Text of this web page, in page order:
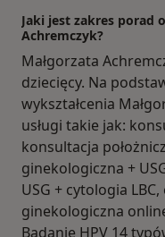
Jaki jest zakres porad
Achremczyk?
Małgorzata
dziecięcy. Na
wykształcenia
usługi takie jak:
konsultacja
ginekologiczna +
USG + cytologia
ginekologiczna
Badanie HPV 14